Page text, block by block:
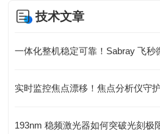
技术文章